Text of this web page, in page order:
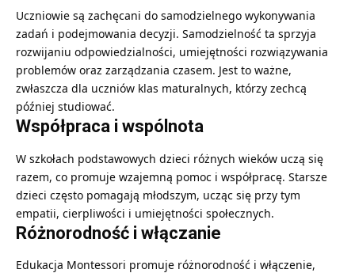
Uczniowie są zachęcani do samodzielnego wykonywania
zadań i podejmowania decyzji. Samodzielność ta sprzyja
rozwijaniu odpowiedzialności, umiejętności rozwiązywania
problemów oraz zarządzania czasem. Jest to ważne,
zwłaszcza dla uczniów klas maturalnych, którzy zechcą
później studiować.
Współpraca i wspólnota
W szkołach podstawowych dzieci różnych wieków uczą się
razem, co promuje wzajemną pomoc i współpracę. Starsze
dzieci często pomagają młodszym, ucząc się przy tym
empatii, cierpliwości i umiejętności społecznych.
Różnorodność i włączanie
Edukacja Montessori promuje różnorodność i włączenie,